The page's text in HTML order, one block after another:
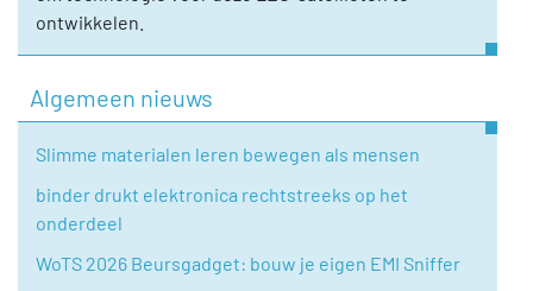
ontwikkelen.
Algemeen nieuws
Slimme materialen leren bewegen als mensen
binder drukt elektronica rechtstreeks op het
onderdeel
WoTS 2026 Beursgadget: bouw je eigen EMI Sniffer